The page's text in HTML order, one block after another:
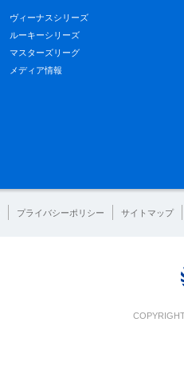
ヴィーナスシリーズ
ルーキーシリーズ
マスターズリーグ
メディア情報
プライバシーポリシー サイトマップ